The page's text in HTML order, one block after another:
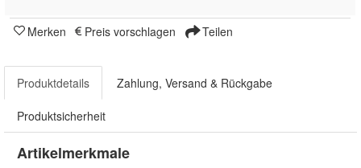
Merken Preis vorschlagen Teilen
Produktdetails Zahlung, Versand & Rückgabe
Produktsicherheit
Artikelmerkmale